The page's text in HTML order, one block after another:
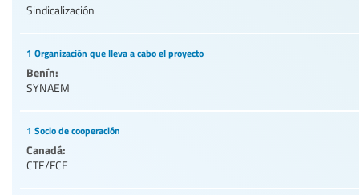
Sindicalización
1 Organización que lleva a cabo el proyecto
Benín:
SYNAEM
1 Socio de cooperación
Canadá:
CTF/FCE